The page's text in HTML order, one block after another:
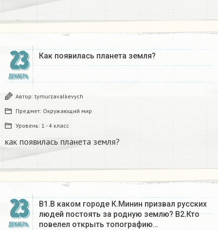
23
ДЕКАБРЬ
Как появилась планета земля?
Автор: tymurzavalkevych
Предмет: Окружающий мир
Уровень: 1 - 4 класс
как появилась планета земля?
23
ДЕКАБРЬ
В1.В каком городе К.Минин призвал русских
людей постоять за родную землю? B2.Кто
повелел открыть топографию…